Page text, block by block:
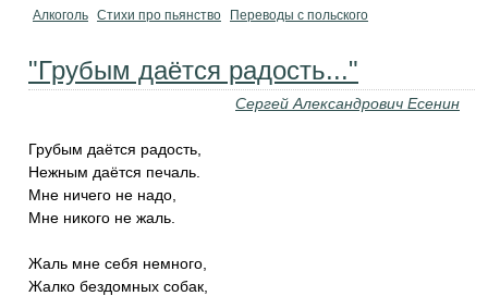
Алкоголь Стихи про пьянство Переводы с польского
"Грубым даётся радость..."
Сергей Александрович Есенин
Грубым даётся радость,
Нежным даётся печаль.
Мне ничего не надо,
Мне никого не жаль.
Жаль мне себя немного,
Жалко бездомных собак,